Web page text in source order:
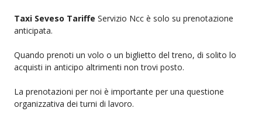
Taxi Seveso Tariffe Servizio Ncc è solo su prenotazione
anticipata.
Quando prenoti un volo o un biglietto del treno, di solito lo
acquisti in anticipo altrimenti non trovi posto.
La prenotazioni per noi è importante per una questione
organizzativa dei turni di lavoro.